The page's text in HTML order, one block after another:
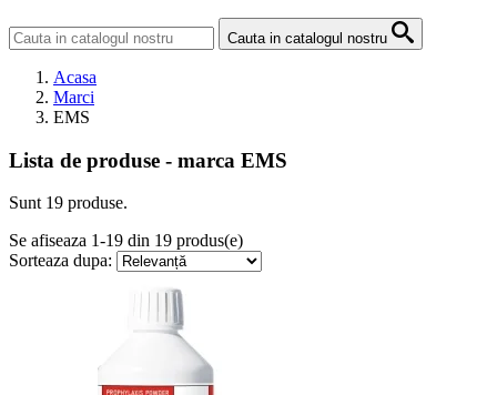
Cauta in catalogul nostru
Acasa
Marci
EMS
Lista de produse - marca EMS
Sunt 19 produse.
Se afiseaza 1-19 din 19 produs(e)
Sorteaza dupa: